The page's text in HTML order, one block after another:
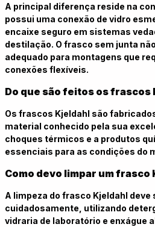
A principal diferença reside na
possui uma conexão de vidro
encaixe seguro em sistemas
destilação. O frasco sem junta
adequado para montagens que
conexões flexíveis.
Do que são feitos os frascos
Os frascos Kjeldahl são
material conhecido pela sua
choques térmicos e a produtos
essenciais para as condições do
Como devo limpar um frasco
A limpeza do frasco Kjeldahl deve
cuidadosamente, utilizando
vidraria de laboratório e enxágue